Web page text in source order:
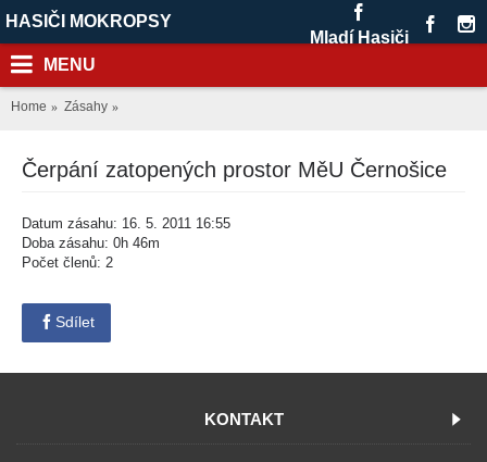
HASIČI MOKROPSY
Mladí Hasiči
MENU
Home Zásahy
Čerpání zatopených prostor MěU Černošice
Datum zásahu: 16. 5. 2011 16:55
Doba zásahu: 0h 46m
Počet členů: 2
Sdílet
KONTAKT